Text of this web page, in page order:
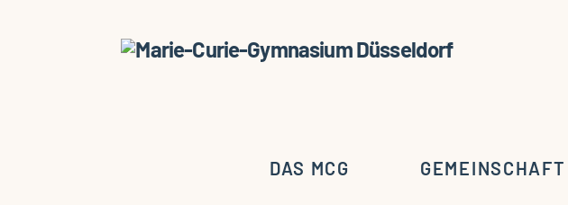
DAS MCG GEMEINSCHAFT